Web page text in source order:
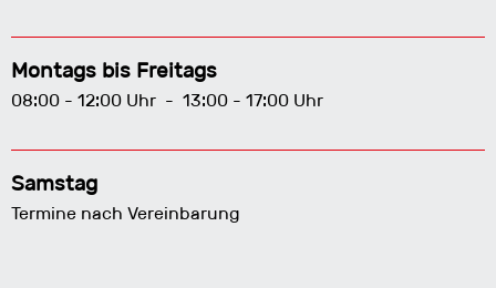
Montags bis Freitags
08:00 - 12:00 Uhr - 13:00 - 17:00 Uhr
Samstag
Termine nach Vereinbarung